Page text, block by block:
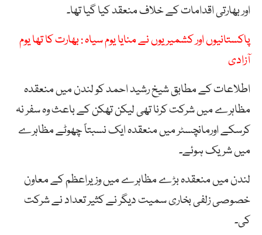
اور بھارتی اقدامات کے خلاف منعقد کیا گیا تھا۔
پاکستانیوں اور کشمیریوں نے منایا یوم سیاہ : بھارت کا تھا یوم
آزادی
اطلاعات کے مطابق شیخ رشید احمد کو لندن میں منعقدہ
مظاہرے میں شرکت کرنا تھی لیکن تھکن کے باعث وہ سفر نہ
کرسکے اورمانچسٹر میں منعقدہ ایک نسبتاً چھوٹے مظاہرے
میں شریک ہوئے۔
لندن میں منعقدہ بڑے مظاہرے میں وزیراعظم کے معاون
خصوصی زلفی بخاری سمیت دیگر نے کثیر تعداد نے شرکت
کی۔